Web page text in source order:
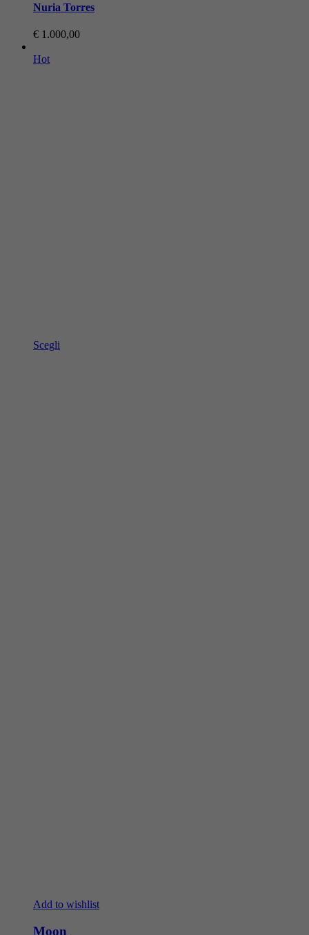
Nuria Torres
€ 1.000,00
Hot
Scegli
Add to wishlist
Moon